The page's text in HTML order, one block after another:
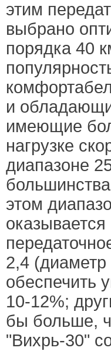
этим
выбрано
порядка 40
и
имеющие
нагрузке
диапазоне
этом
2,4
обеспечить
10-12%;
бы больше,
"Вихрь-30"